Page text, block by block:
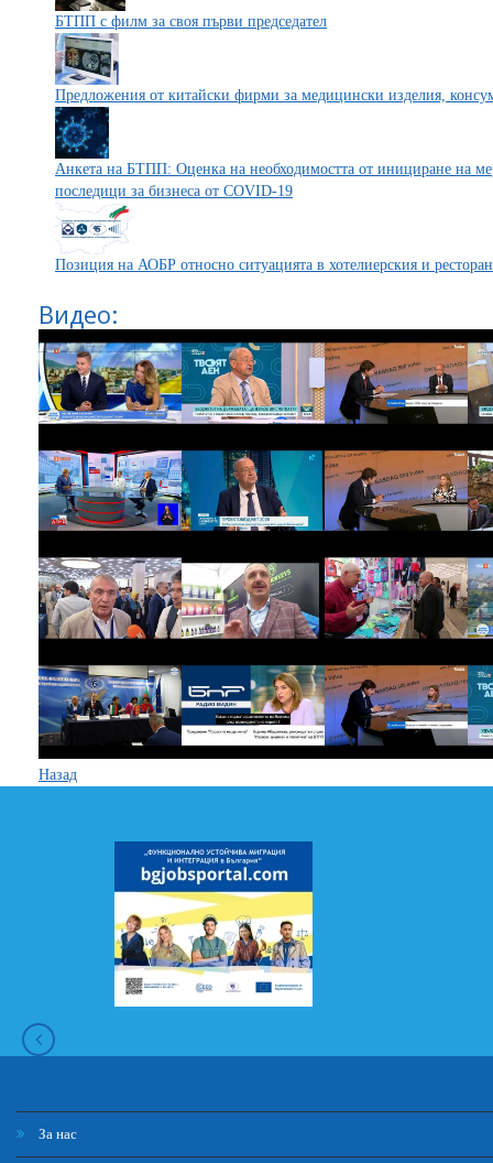
БТПП с филм за своя първи председател
Предложения от китайски фирми за медицински изделия,
Анкета на БТПП: Оценка на необходимостта от инициране на
последици за бизнеса от COVID-19
Позиция на АОБР относно ситуацията в хотелиерския и
Видео:
Назад
За нас